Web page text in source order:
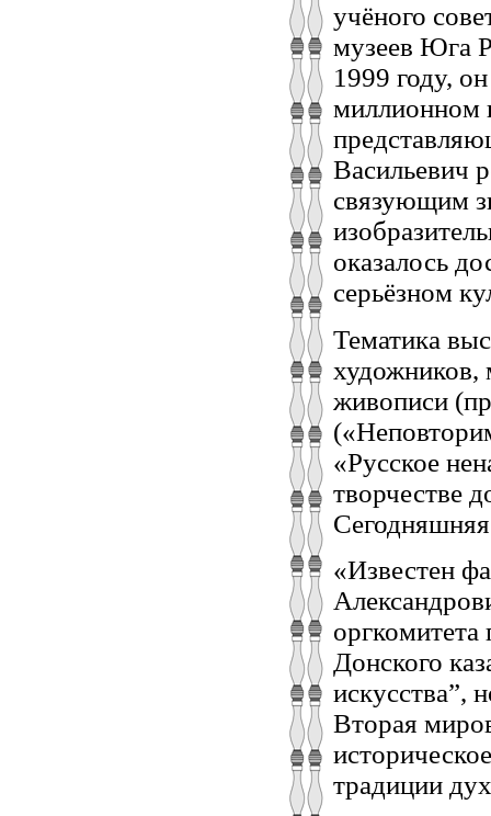
учёного
музеев Юга
1999 году,
миллионном
Васильевич
связующим
оказалось
серьёзном
Тематика
художников,
живописи
«Русское
творчестве
«Известен
Донского
искусства”,
Вторая
традиции